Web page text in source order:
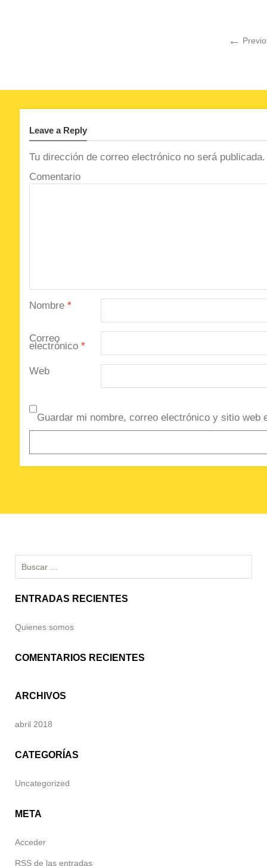
←
Leave a Reply
Tu dirección de correo electrónico no será publicada.
Comentario
Nombre *
Correo
electrónico *
Web
Guardar mi nombre, correo electrónico y sitio web
Buscar:
ENTRADAS RECIENTES
Quienes somos
COMENTARIOS RECIENTES
ARCHIVOS
abril 2018
CATEGORÍAS
Uncategorized
META
Acceder
RSS de las entradas